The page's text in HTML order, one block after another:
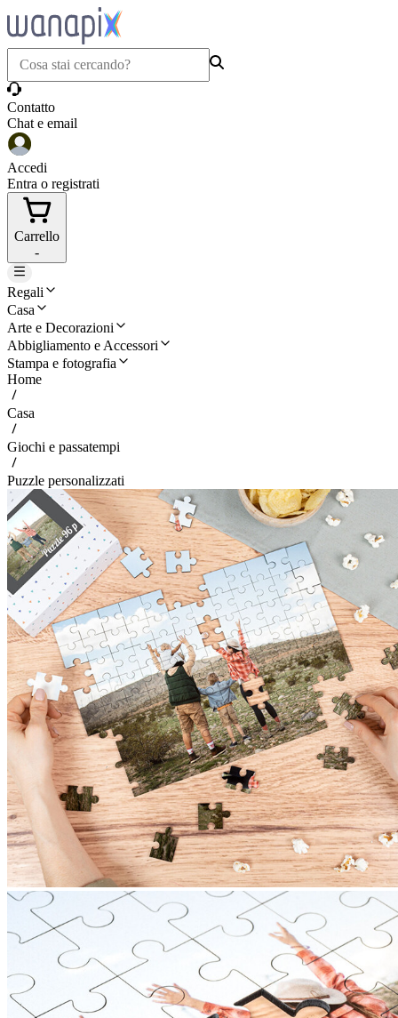
Contatto
Chat e email
Accedi
Entra o registrati
Carrello
-
Regali
Casa
Arte e Decorazioni
Abbigliamento e Accessori
Stampa e fotografia
Home
Casa
Giochi e passatempi
Puzzle personalizzati